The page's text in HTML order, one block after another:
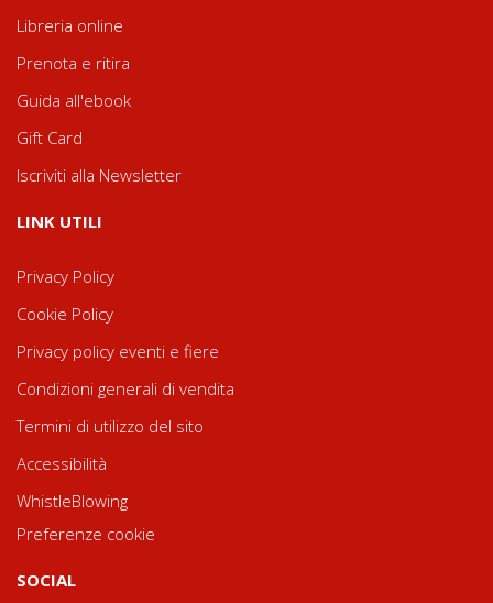
Libreria online
Prenota e ritira
Guida all'ebook
Gift Card
Iscriviti alla Newsletter
LINK UTILI
Privacy Policy
Cookie Policy
Privacy policy eventi e fiere
Condizioni generali di vendita
Termini di utilizzo del sito
Accessibilità
WhistleBlowing
Preferenze cookie
SOCIAL